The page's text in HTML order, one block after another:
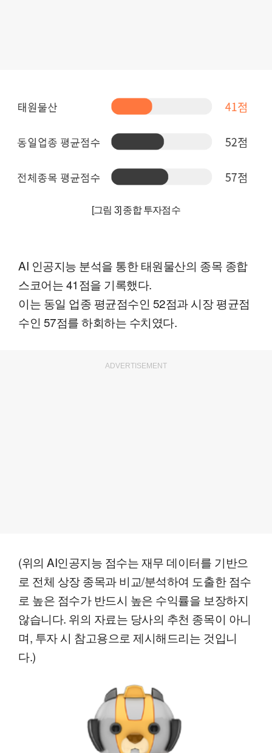
[그림 3] 종합 투자점수
AI 인공지능 분석을 통한 태원물산의 종목 종합
스코어는 41점을 기록했다.
이는 동일 업종 평균점수인 52점과 시장 평균점
수인 57점를 하회하는 수치였다.
ADVERTISEMENT
(위의 AI인공지능 점수는 재무 데이터를 기반으
로 전체 상장 종목과 비교/분석하여 도출한 점수
로 높은 점수가 반드시 높은 수익률을 보장하지
않습니다. 위의 자료는 당사의 추천 종목이 아니
며, 투자 시 참고용으로 제시해드리는 것입니
다.)